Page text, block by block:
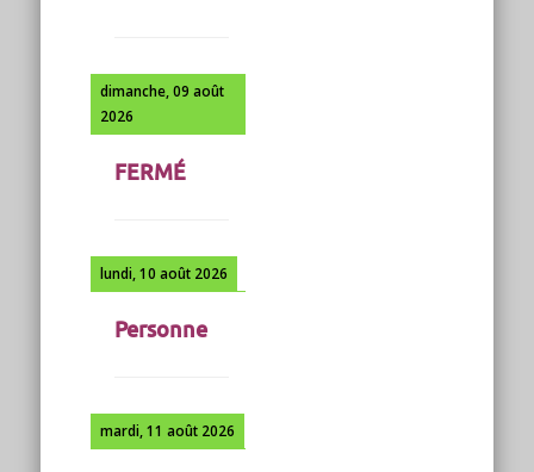
dimanche, 09 août
2026
FERMÉ
lundi, 10 août 2026
Personne
mardi, 11 août 2026